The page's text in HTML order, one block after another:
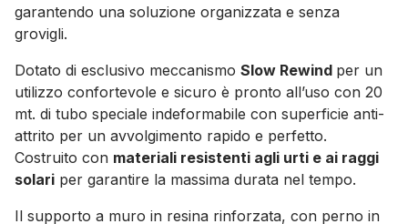
garantendo una soluzione organizzata e senza
grovigli.
Dotato di esclusivo meccanismo Slow Rewind per un
utilizzo confortevole e sicuro è pronto all’uso con 20
mt. di tubo speciale indeformabile con superficie anti-
attrito per un avvolgimento rapido e perfetto.
Costruito con materiali resistenti agli urti e ai raggi
solari per garantire la massima durata nel tempo.
Il supporto a muro in resina rinforzata, con perno in